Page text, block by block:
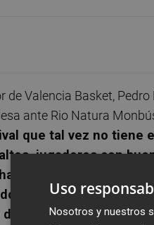
de Valencia Basket,
ante Rio Natura
que tal vez no tiene
jugadores con
estado toda la
pendientes de la
lo que
Uso
Nosotros y nuestros